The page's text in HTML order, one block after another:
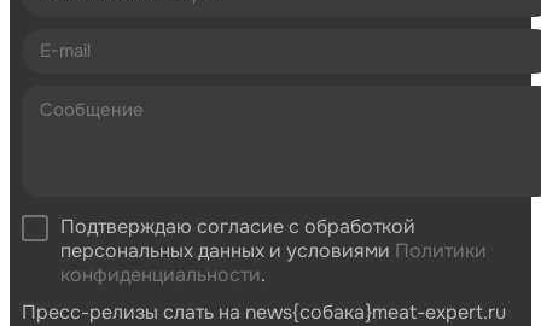
Подтверждаю согласие с обработкой
персональных данных и условиями Политики
конфиденциальности.
Пресс-релизы слать на news{собака}meat-expert.ru